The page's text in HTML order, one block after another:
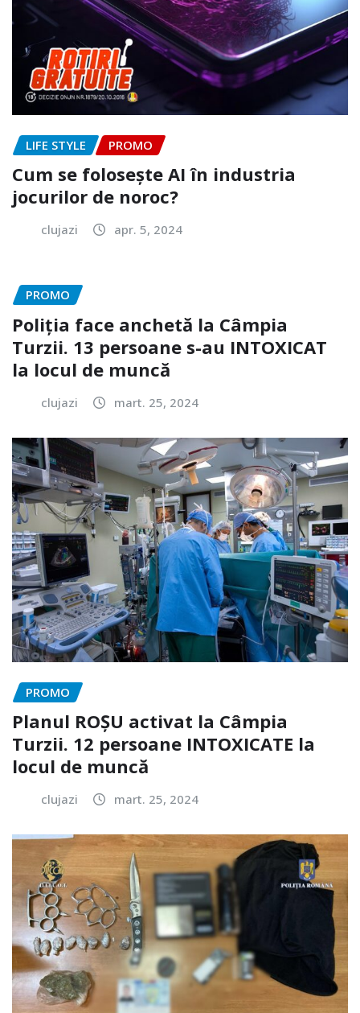
LIFE STYLE PROMO
Cum se folosește AI în industria
jocurilor de noroc?
clujazi apr. 5, 2024
PROMO
Poliția face anchetă la Câmpia
Turzii. 13 persoane s-au INTOXICAT
la locul de muncă
clujazi mart. 25, 2024
PROMO
Planul ROȘU activat la Câmpia
Turzii. 12 persoane INTOXICATE la
locul de muncă
clujazi mart. 25, 2024